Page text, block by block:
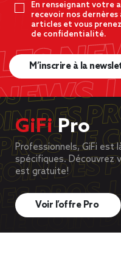
En renseignant votre
recevoir nos
articles et vous
de confidentialité.
M’inscrire à la
GiFiPro
Professionnels, GiFi est
spécifiques. Découvrez
est gratuite!
Voir l’offre Pro